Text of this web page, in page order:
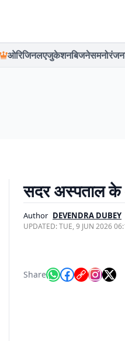
ओरिजिनलएजुकेशनबिजनेसमनोरंजन
सदर अस्पताल के
Author DEVENDRA DUBEY
UPDATED:TUE, 9 JUN 2026
Share